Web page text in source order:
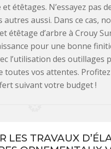
étêtages. N’essayez pas
aussi. Dans ce cas,
d’arbre à Crouy
pour une bonne
l’utilisation des outillages
vos attentes.
suivant votre budget !
LES TRAVAUX